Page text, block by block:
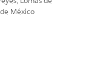
México